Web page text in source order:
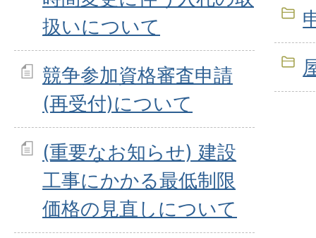
扱いについて
競争参加資格審査申請
(再受付)について
(重要なお知らせ) 建設
工事にかかる最低制限
価格の見直しについて